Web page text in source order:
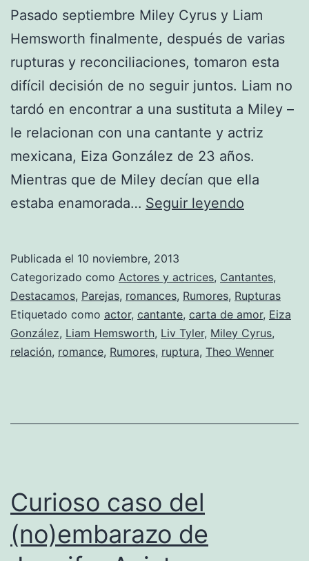
Pasado septiembre Miley Cyrus y Liam
Hemsworth finalmente, después de varias
rupturas y reconciliaciones, tomaron esta
difícil decisión de no seguir juntos. Liam no
tardó en encontrar a una sustituta a Miley –
le relacionan con una cantante y actriz
mexicana, Eiza González de 23 años.
Mientras que de Miley decían que ella
estaba enamorada… Seguir leyendo
momento
no
quiere
Publicada el 10 noviembre, 2013
Categorizado como Actores y actrices, Cantantes,
Destacamos, Parejas, romances, Rumores, Rupturas
Etiquetado como actor, cantante, carta de amor, Eiza
González, Liam Hemsworth, Liv Tyler, Miley Cyrus,
relación, romance, Rumores, ruptura, Theo Wenner
Curioso caso del
(no)embarazo de